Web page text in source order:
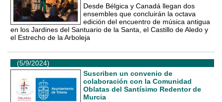
Desde Bélgica y Canadá llegan dos
ensembles que concluirán la octava
edición del encuentro de música antigua
en los Jardines del Santuario de la Santa, el Castillo de Aledo y
el Estrecho de la Arboleja
(5/9/2024)
Suscriben un convenio de
colaboración con la Comunidad
Oblatas del Santísimo Redentor de
Murcia